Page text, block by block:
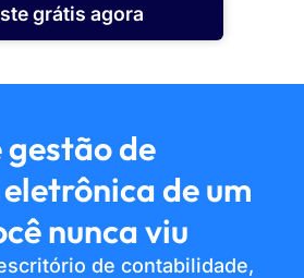
grátis agora
gestão de
de um
nunca viu
de contabilidade,